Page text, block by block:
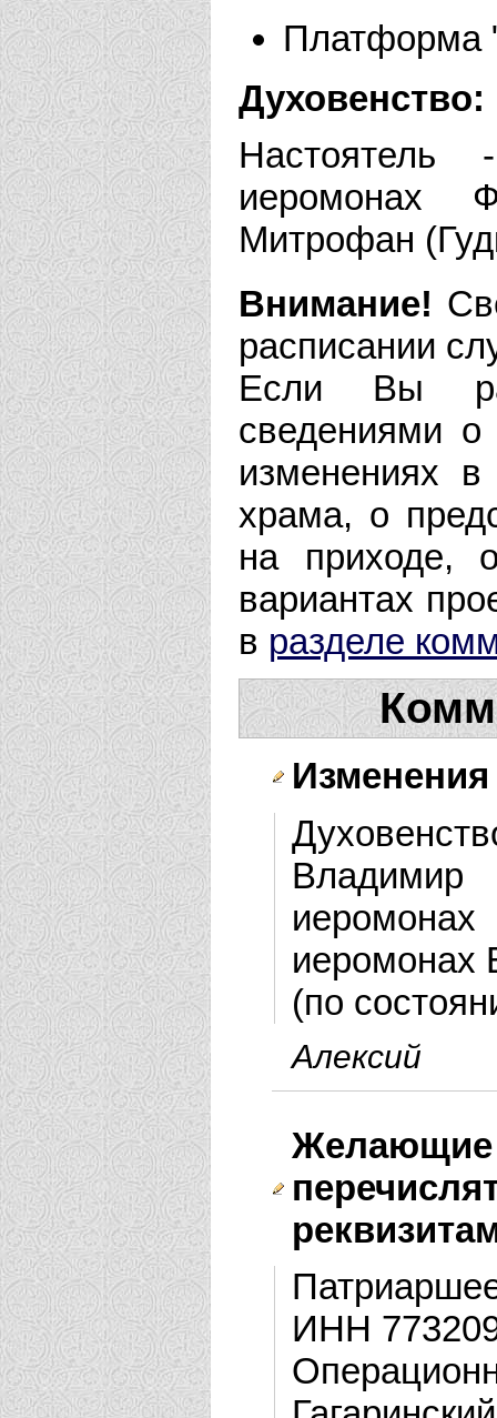
Платформа
Духовенство:
иеромонах
Митрофан
Внимание!
расписании
Если Вы
сведениями о
изменениях
храма, о
на приходе,
вариантах
в разделе
Изменения
Владимир
иеромонах
(по
Алексий
ИНН